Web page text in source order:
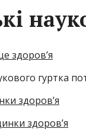
здоров’я
гуртка
здоров’я
здоров’я